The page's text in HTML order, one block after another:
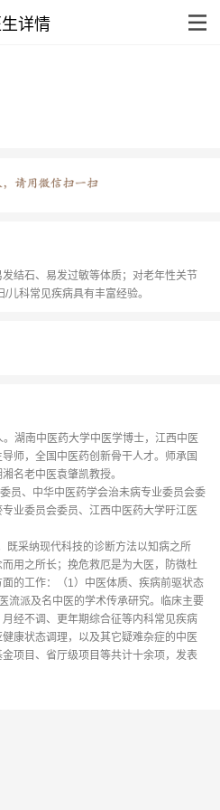
生详情
结石、易发过敏等体质；对老年性关节
儿科常见疾病具有丰富经验。
湖南中医药大学中医学博士，江西中医
师，全国中医药创新骨干人才。师承国
名老中医袁肇凯教授。
员、中华中医药学会治未病专业委员会委
业委员会委员、江西中医药大学旴江医
既采纳现代科技的诊断方法以知病之所
用之所长；挽危救厄是为大医，防微杜
的工作：（1）中医体质、疾病前驱状态
流派及名中医的学术传承研究。临床主要
经不调、更年期综合征等内科常见疾病
康状态调理，以及其它疑难杂症的中医
项目、省厅级项目等共计十余项，发表